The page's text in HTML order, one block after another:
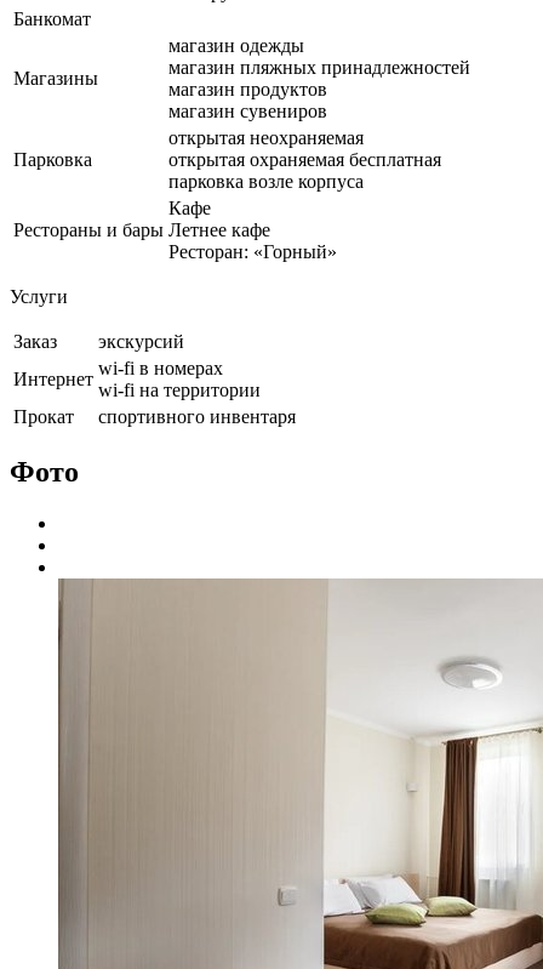
Банкомат
Магазины
магазин одежды
магазин пляжных принадлежностей
магазин продуктов
магазин сувениров
Парковка
открытая неохраняемая
открытая охраняемая бесплатная
парковка возле корпуса
Рестораны и бары
Кафе
Летнее кафе
Ресторан: «Горный»
Услуги
Заказ
экскурсий
Интернет
wi-fi в номерах
wi-fi на территории
Прокат
спортивного инвентаря
Фото